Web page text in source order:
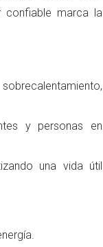
confiable marca la
y personas en
una vida útil